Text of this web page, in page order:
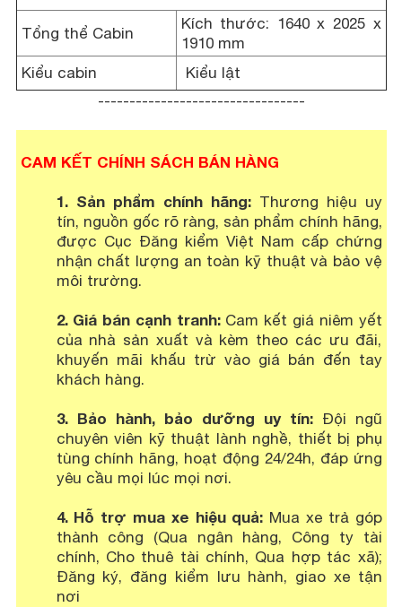
Tổng thể Cabin
Kích thước: 1640 x 2025 x
1910 mm
Kiểu cabin
Kiểu lật
---------------------------------
CAM KẾT CHÍNH SÁCH BÁN HÀNG
1. Sản phẩm chính hãng:Thương hiệu uy
tín, nguồn gốc rõ ràng, sản phẩm chính hãng,
được Cục Đăng kiểm Việt Nam cấp chứng
nhận chất lượng an toàn kỹ thuật và bảo vệ
môi trường.
2. Giá bán cạnh tranh: Cam kết giá niêm yết
của nhà sản xuất và kèm theo các ưu đãi,
khuyến mãi khấu trừ vào giá bán đến tay
khách hàng.
3. Bảo hành, bảo dưỡng uy tín:Đội ngũ
chuyên viên kỹ thuật lành nghề, thiết bị phụ
tùng chính hãng, hoạt động 24/24h, đáp ứng
yêu cầu mọi lúc mọi nơi.
4. Hỗ trợ mua xe hiệu quả: Mua xe trả góp
thành công (Qua ngân hàng, Công ty tài
chính, Cho thuê tài chính, Qua hợp tác xã);
Đăng ký, đăng kiểm lưu hành, giao xe tận
nơi